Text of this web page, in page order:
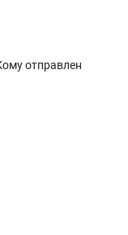
отправлен